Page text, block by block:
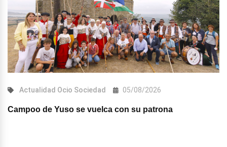
Actualidad Ocio Sociedad 05/08/2026
Campoo de Yuso se vuelca con su patrona